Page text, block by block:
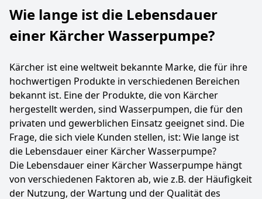
Wie lange ist die Lebensdauer
einer Kärcher Wasserpumpe?
Kärcher ist eine weltweit bekannte Marke, die für ihre
hochwertigen Produkte in verschiedenen Bereichen
bekannt ist. Eine der Produkte, die von Kärcher
hergestellt werden, sind Wasserpumpen, die für den
privaten und gewerblichen Einsatz geeignet sind. Die
Frage, die sich viele Kunden stellen, ist: Wie lange ist
die Lebensdauer einer Kärcher Wasserpumpe?
Die Lebensdauer einer Kärcher Wasserpumpe hängt
von verschiedenen Faktoren ab, wie z.B. der Häufigkeit
der Nutzung, der Wartung und der Qualität des